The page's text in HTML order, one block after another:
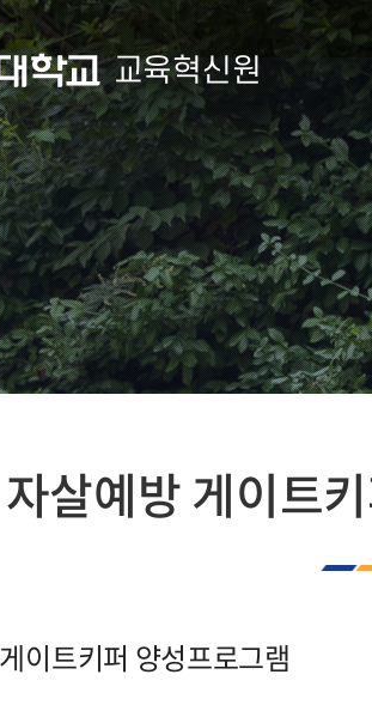
교육혁신원
자살예방 게이트
이트키퍼 양성프로그램